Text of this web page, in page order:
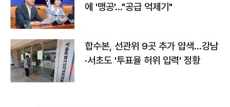
에 '맹공'…"공급 억제기"
합수본, 선관위 9곳 추가 압색…강남
·서초도 '투표율 허위 입력' 정황